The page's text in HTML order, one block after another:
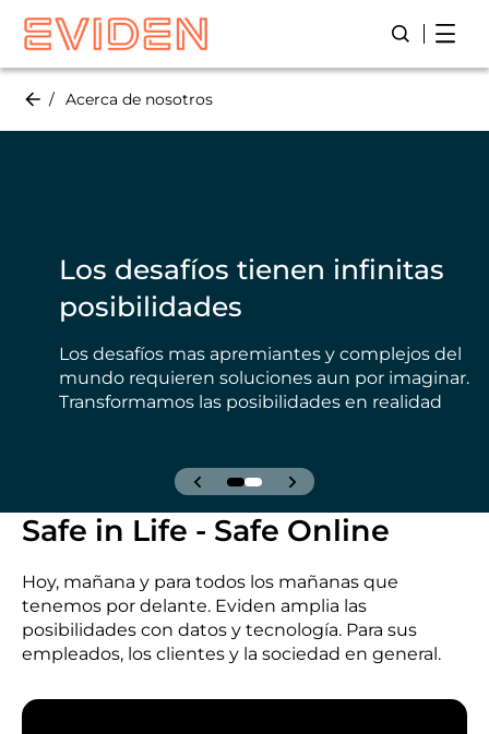
Skip
main
Abre/
Acerca de nosotros
Los desafíos tienen infinitas
posibilidades
Los desafíos mas apremiantes y complejos del
mundo requieren soluciones aun por imaginar.
Transformamos las posibilidades en realidad
Safe in Life - Safe Online
Hoy, mañana y para todos los mañanas que
tenemos por delante. Eviden amplia las
posibilidades con datos y tecnología. Para sus
empleados, los clientes y la sociedad en general.